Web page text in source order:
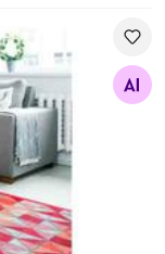
Otsi sarnaseid